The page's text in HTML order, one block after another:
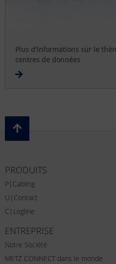
Plus d'informations sur le
centres de données
PRODUITS
P|Cabling
U|Contact
C|Logline
ENTREPRISE
Notre Société
METZ CONNECT dans le monde